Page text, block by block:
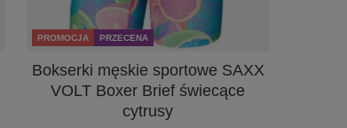
PROMOCJA PRZECENA
Bokserki męskie sportowe SAXX
VOLT Boxer Brief świecące
cytrusy